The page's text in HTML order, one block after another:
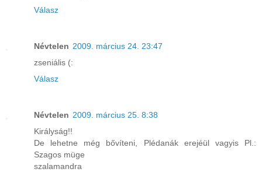
Válasz
Névtelen 2009. március 24. 23:47
zseniális (:
Válasz
Névtelen 2009. március 25. 8:38
Királyság!!
De lehetne még bővíteni, Plédanák erejéül vagyis Pl.:
Szagos müge
szalamandra